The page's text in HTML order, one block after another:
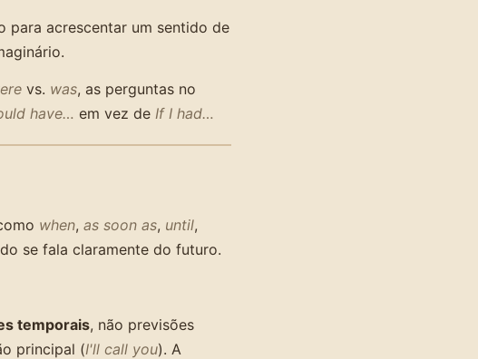
para acrescentar um sentido de
vs. was, as perguntas no
have… em vez de If I had…
when, as soon as, until,
se fala claramente do futuro.
temporais, não previsões
principal (I'll call you). A